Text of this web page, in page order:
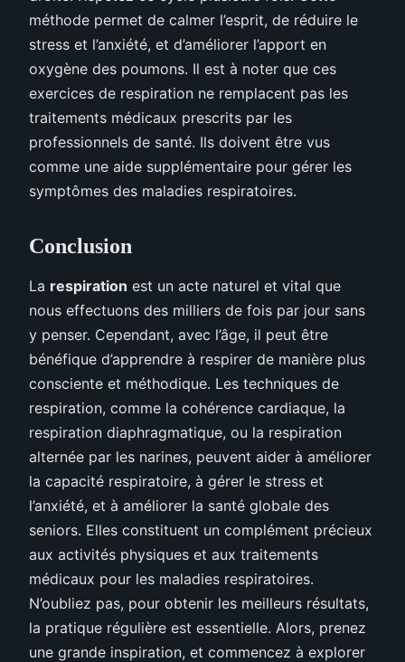
méthode permet de calmer l’esprit, de réduire le
stress et l’anxiété, et d’améliorer l’apport en
oxygène des poumons. Il est à noter que ces
exercices de respiration ne remplacent pas les
traitements médicaux prescrits par les
professionnels de santé. Ils doivent être vus
comme une aide supplémentaire pour gérer les
symptômes des maladies respiratoires.
Conclusion
La respiration est un acte naturel et vital que
nous effectuons des milliers de fois par jour sans
y penser. Cependant, avec l’âge, il peut être
bénéfique d’apprendre à respirer de manière plus
consciente et méthodique. Les techniques de
respiration, comme la cohérence cardiaque, la
respiration diaphragmatique, ou la respiration
alternée par les narines, peuvent aider à améliorer
la capacité respiratoire, à gérer le stress et
l’anxiété, et à améliorer la santé globale des
seniors. Elles constituent un complément précieux
aux activités physiques et aux traitements
médicaux pour les maladies respiratoires.
N’oubliez pas, pour obtenir les meilleurs résultats,
la pratique régulière est essentielle. Alors, prenez
une grande inspiration, et commencez à explorer